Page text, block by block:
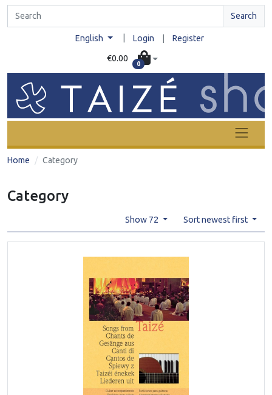
Search
English Login Register
€0.00
0
Home Category
Category
Show 72 Sort newest first